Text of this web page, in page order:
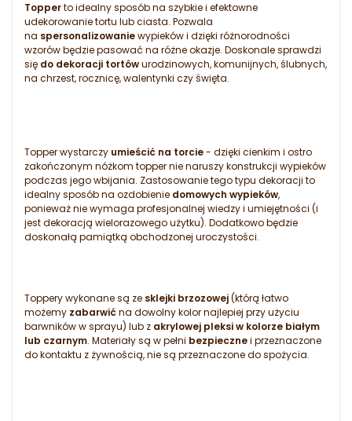
Topperto idealny sposób na szybkie i efektowne
udekorowanie tortu lub ciasta. Pozwala
na spersonalizowaniewypieków i dzięki różnorodności
wzorów będzie pasować na różne okazje. Doskonale sprawdzi
się do dekoracji tortówurodzinowych, komunijnych, ślubnych,
na chrzest, rocznicę, walentynki czy święta.
Topper wystarczy umieścić na torcie- dzięki cienkim i ostro
zakończonym nóżkom topper nie naruszy konstrukcji wypieków
podczas jego wbijania. Zastosowanie tego typu dekoracji to
idealny sposób na ozdobienie domowych wypieków,
ponieważ nie wymaga profesjonalnej wiedzy i umiejętności (i
jest dekoracją wielorazowego użytku). Dodatkowo będzie
doskonałą pamiątką obchodzonej uroczystości.
Toppery wykonane są ze sklejki brzozowej(którą łatwo
możemy zabarwićna dowolny kolor najlepiej przy użyciu
barwników w sprayu) lub z akrylowej pleksi w kolorze białym
lub czarnym. Materiały są w pełni bezpiecznei przeznaczone
do kontaktu z żywnością, nie są przeznaczone do spożycia.